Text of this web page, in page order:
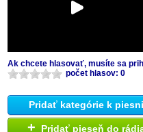
Ak chcete hlasovať, musíte sa
počet hlasov: 0
Pridať kategórie k piesni
+ Pridať pieseň do